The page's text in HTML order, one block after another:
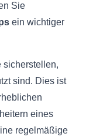
Sie
ein wichtiger
sicherstellen,
sind. Dies ist
eines
regelmäßige